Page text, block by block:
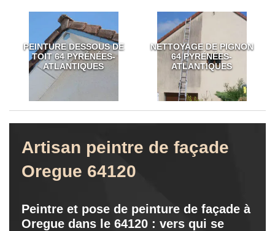
PEINTURE DESSOUS DE
TOIT 64 PYRÉNÉES-
ATLANTIQUES
NETTOYAGE DE PIGNON
64 PYRÉNÉES-
ATLANTIQUES
Artisan peintre de façade
Oregue 64120
Peintre et pose de peinture de façade à
Oregue dans le 64120 : vers qui se